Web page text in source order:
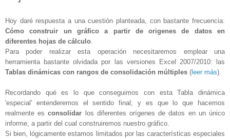
Hoy daré respuesta a una cuestión planteada, con bastante frecuencia:
Cómo construir un gráfico a partir de origenes de datos en
diferentes hojas de cálculo
Para poder realizar esta operación necesitaremos emplear una
herramienta bastante olvidada por las versiones Excel 2007/2010: las
Tablas dinámicas con rangos de consolidación múltiples (leer más).
Recordando qué es lo que conseguimos con esta Tabla dinámica
'especial' entenderemos el sentido final; y es que lo que hacemos
realmente esconsolidar los diferentes orígenes de datos en un único
informe, a partir del cual construiremos nuestro gráfico.
Si bien, lógicamente estamos limitados por las características especiales